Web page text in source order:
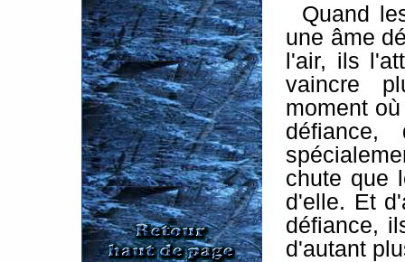
Quand
une âme
l'air, ils
vaincre
moment
chute que
d'elle. Et
défiance,
d'autant